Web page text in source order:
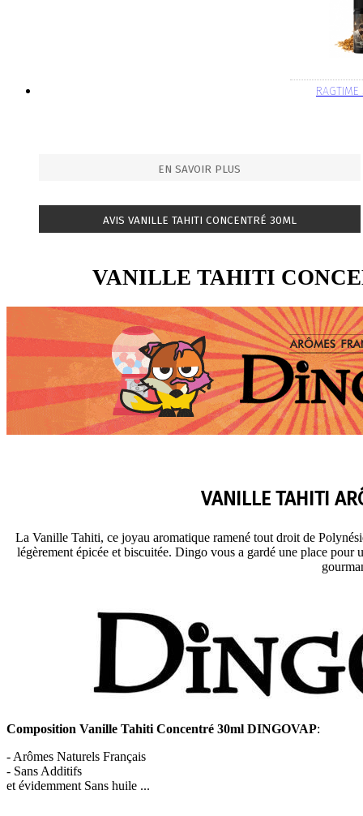
EN SAVOIR PLUS
AVIS VANILLE TAHITI CONCENTRÉ 30ML
VANILLE TAHITI
VANILLE TAHITI
La Vanille Tahiti, ce joyau aromatique ramené tout droit de
légèrement épicée et biscuitée. Dingo vous a gardé une place
Composition Vanille Tahiti Concentré 30ml DINGOVAP:
- Arômes Naturels Français
- Sans Additifs
et évidemment Sans huile ...